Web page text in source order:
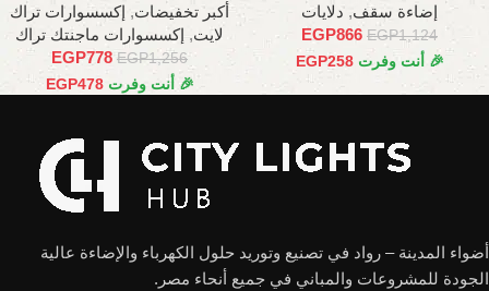
إضاءة سقف,دلايات
EGP1,124
EGP866
🎉 أنت وفرت EGP258
أكبر تخفيضات, إكسسوارات تراك
لايت, إكسسوارات ماجنتك تراك
EGP1,256
EGP778
🎉 أنت وفرت EGP478
أضواء المدينة – رواد في تصنيع وتوريد حلول الكهرباء والإضاءة عالية
الجودة للمشروعات والمباني في جميع أنحاء مصر.